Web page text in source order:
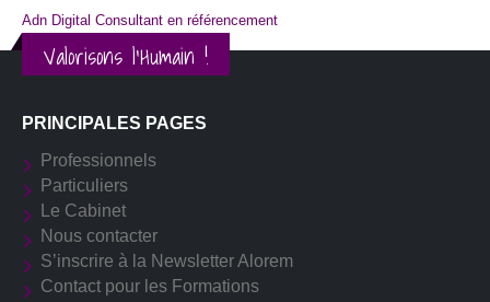
Adn Digital Consultant en référencement
Valorisons l'Humain !
PRINCIPALES PAGES
Professionnels
Particuliers
Le Cabinet
Nous contacter
S’inscrire à la Newsletter Alorem
Contact pour les Formations